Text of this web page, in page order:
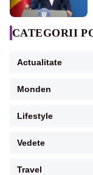
CATEGORII
Actualitate
Monden
Lifestyle
Vedete
Travel